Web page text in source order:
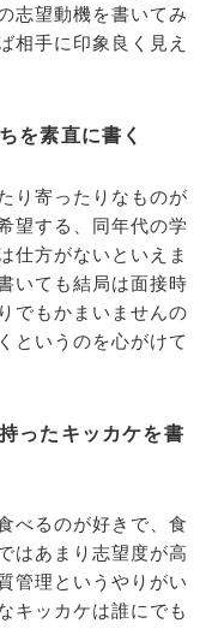
志望動機を書いてみ
相手に印象良く見え
を素直に書く
り寄ったりなものが
望する、同年代の学
仕方がないといえま
いても結局は面接時
でもかまいませんの
というのを心がけて
ったキッカケを書
べるのが好きで、食
はあまり志望度が高
管理というやりがい
キッカケは誰にでも